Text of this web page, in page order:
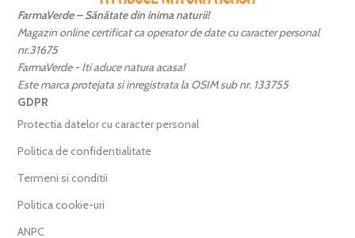
FarmaVerde – Sănătate din inima naturii!
Magazin online certificat ca operator de date cu caracter personal
nr.31675
FarmaVerde - Iti aduce natura acasa!
Este marca protejata si inregistrata la OSIM sub nr. 133755
GDPR
Protectia datelor cu caracter personal
Politica de confidentialitate
Termeni si conditii
Politica cookie-uri
ANPC